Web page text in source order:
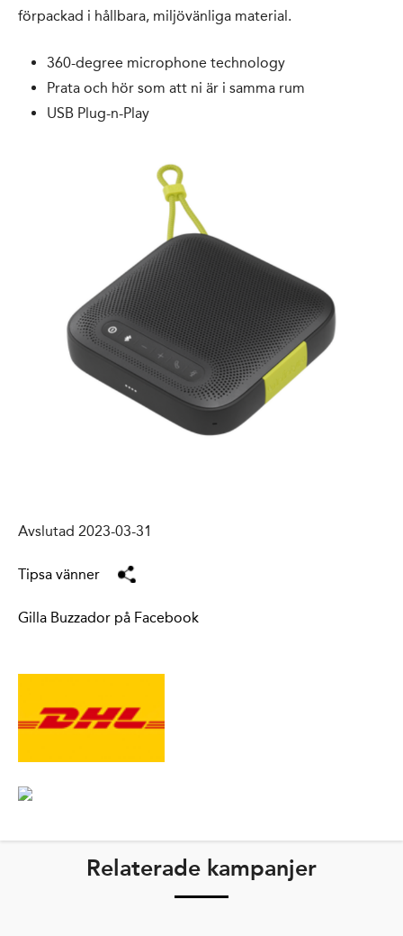
förpackad i hållbara, miljövänliga material.
360-degree microphone technology
Prata och hör som att ni är i samma rum
USB Plug-n-Play
Avslutad 2023-03-31
Tipsa vänner
Gilla Buzzador på Facebook
Relaterade kampanjer